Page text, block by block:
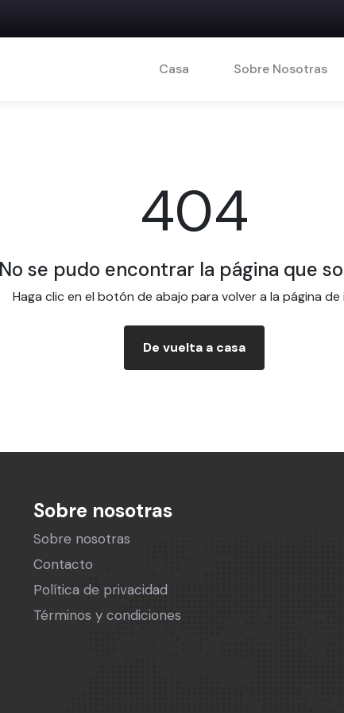
Casa Sobre Nosotras
404
No se pudo encontrar la página que
Haga clic en el botón de abajo para volver a la página de
De vuelta a casa
Sobre nosotras
Sobre nosotras
Contacto
Política de privacidad
Términos y condiciones